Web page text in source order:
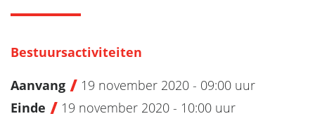
Bestuursactiviteiten
Aanvang
19 november 2020 - 09:00 uur
Einde
19 november 2020 - 10:00 uur